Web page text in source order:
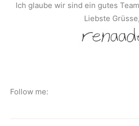
Ich glaube wir sind ein gutes
Liebste Grüsse,
Follow me: